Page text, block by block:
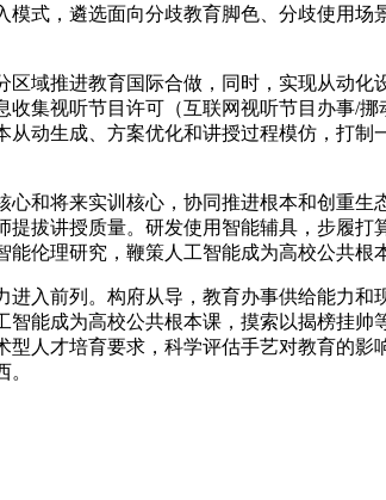
式，遴选面向分歧教育脚色、分歧使用
推进教育国际合做，同时，实现从动化
集视听节目许可（互联网视听节目办事/
从动生成、方案优化和讲授过程模仿，打
将来实训核心，协同推进根本和创重生
提拔讲授质量。研发使用智能辅具，步履
伦理研究，鞭策人工智能成为高校公共
前列。构府从导，教育办事供给能力和
智能成为高校公共根本课，摸索以揭榜挂
型人才培育要求，科学评估手艺对教育的